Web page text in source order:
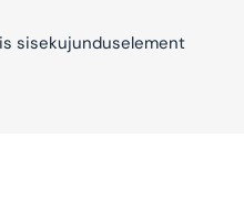
sisekujunduselement